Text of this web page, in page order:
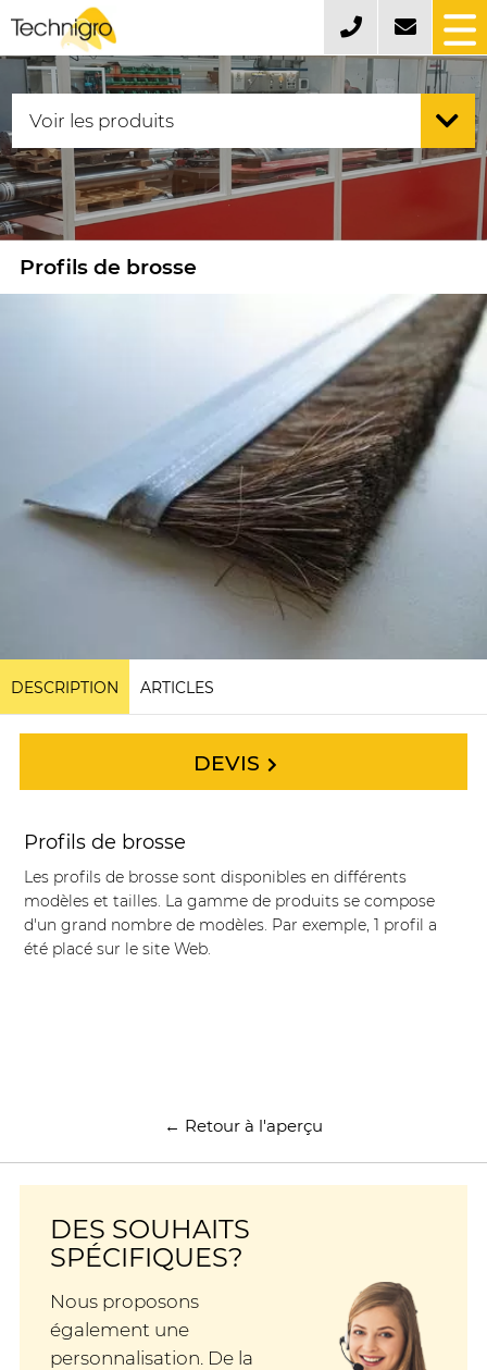
Profils de brosse
DESCRIPTION ARTICLES
DEVIS
Profils de brosse
Les profils de brosse sont disponibles en différents
modèles et tailles. La gamme de produits se compose
d'un grand nombre de modèles. Par exemple, 1 profil a
été placé sur le site Web.
← Retour à l'aperçu
DES SOUHAITS
SPÉCIFIQUES?
Nous proposons
également une
personnalisation. De la